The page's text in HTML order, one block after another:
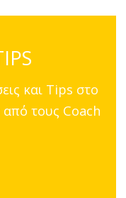
και Tips στο
τους Coach